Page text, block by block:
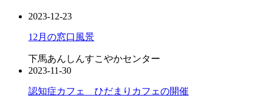
2023-12-23
12月の窓口風景
下馬あんしんすこやかセンター
2023-11-30
認知症カフェ ひだまりカフェの開催